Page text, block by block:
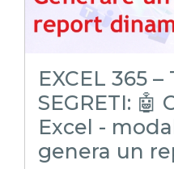
EXCEL 365 –
SEGRETI: 🤖
Excel -
genera un